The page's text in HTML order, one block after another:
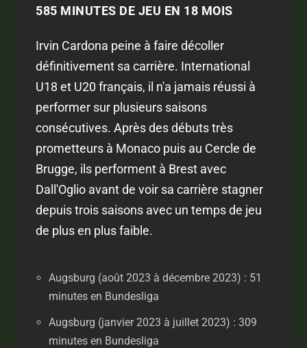
585 MINUTES DE JEU EN 18 MOIS
Irvin Cardona peine à faire décoller
définitivement sa carrière. International
U18 et U20 français, il n'a jamais réussi à
performer sur plusieurs saisons
consécutives. Après des débuts très
prometteurs à Monaco puis au Cercle de
Brugge, ils performent à Brest avec
Dall'Oglio avant de voir sa carrière stagner
depuis trois saisons avec un temps de jeu
de plus en plus faible.
Augsburg (août 2023 à décembre 2023) : 51
minutes en Bundesliga
Augsburg (janvier 2023 à juillet 2023) : 309
minutes en Bundesliga